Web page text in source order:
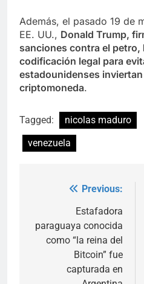
Además, el pasado 19 de
EE. UU., Donald Trump,
sanciones contra el petro,
codificación legal para
estadounidenses
criptomoneda.
Tagged: nicolas maduro
venezuela
navigation
Previous:
Estafadora
paraguaya conocida
como “la reina del
Bitcoin” fue
capturada en